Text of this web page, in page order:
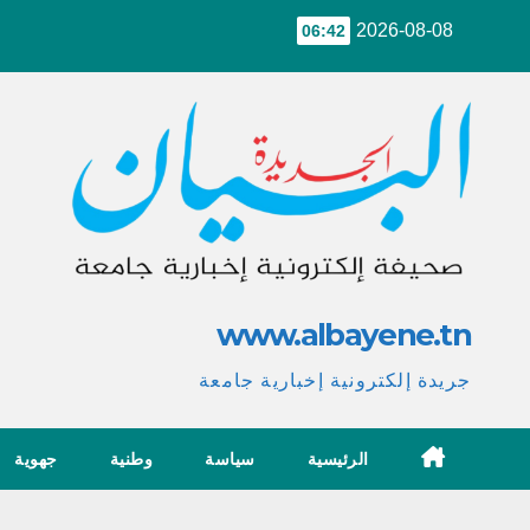
2026-08-08
06:42
www.albayene.tn
جريدة إلكترونية إخبارية جامعة
الرئيسية سياسة وطنية جهوية